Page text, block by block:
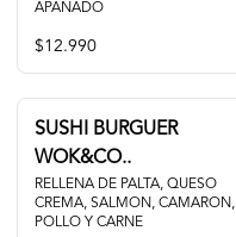
APANADO
$12.990
SUSHI BURGUER
WOK&CO..
RELLENA DE PALTA, QUESO
CREMA, SALMON, CAMARON,
POLLO Y CARNE